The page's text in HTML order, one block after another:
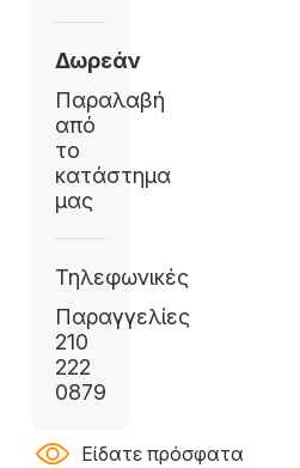
Δωρεάν
Παραλαβή
από
το
κατάστημα
μας
Τηλεφωνικές
Παραγγελίες
210
222
0879
Είδατε πρόσφατα